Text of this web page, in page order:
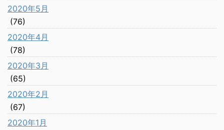
2020年5月
(76)
2020年4月
(78)
2020年3月
(65)
2020年2月
(67)
2020年1月